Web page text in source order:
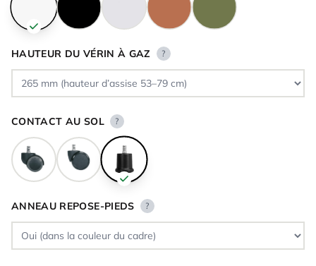
HAUTEUR DU VÉRIN À GAZ ?
CONTACT AU SOL ?
ANNEAU REPOSE-PIEDS ?